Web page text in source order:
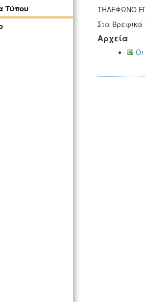
Τύπου
ΤΗΛΕΦΩΝΟ
Στα Βρεφικά
Αρχεία